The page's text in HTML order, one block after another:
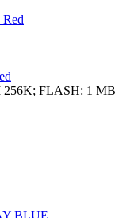
FLASH: 1 MB